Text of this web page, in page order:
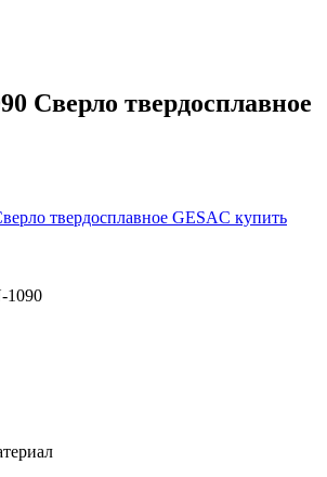
Сверло твердосплавное
1090